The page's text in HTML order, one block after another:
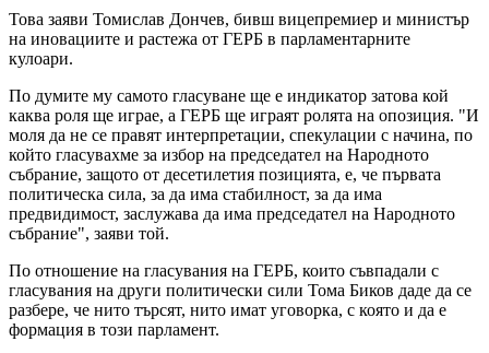
Това заяви Томислав Дончев, бивш вицепремиер и министър
на иновациите и растежа от ГЕРБ в парламентарните
кулоари.
По думите му самото гласуване ще е индикатор затова кой
каква роля ще играе, а ГЕРБ ще играят ролята на опозиция. "И
моля да не се правят интерпретации, спекулации с начина, по
който гласувахме за избор на председател на Народното
събрание, защото от десетилетия позицията, е, че първата
политическа сила, за да има стабилност, за да има
предвидимост, заслужава да има председател на Народното
събрание", заяви той.
По отношение на гласувания на ГЕРБ, които съвпадали с
гласувания на други политически сили Тома Биков даде да се
разбере, че нито търсят, нито имат уговорка, с която и да е
формация в този парламент.